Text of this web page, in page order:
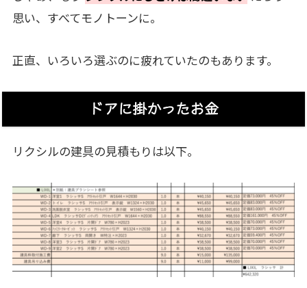
思い、すべてモノトーンに。
正直、いろいろ選ぶのに疲れていたのもあります。
ドアに掛かったお金
リクシルの建具の見積もりは以下。